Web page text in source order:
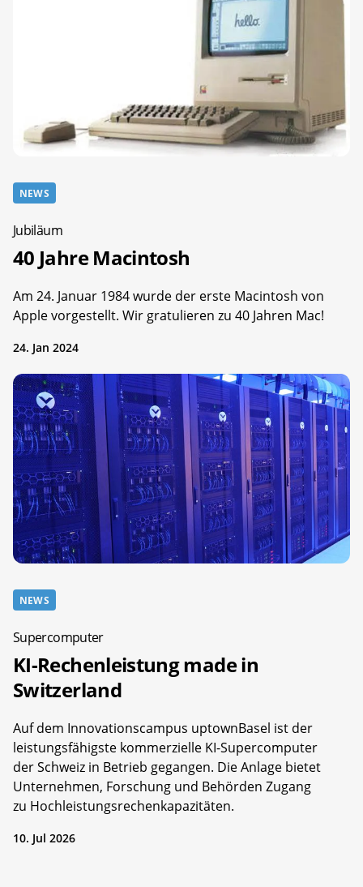
NEWS
Jubiläum
40 Jahre Macintosh
Am 24. Januar 1984 wurde der erste Macintosh von
Apple vorgestellt. Wir gratulieren zu 40 Jahren Mac!
24. Jan 2024
NEWS
Supercomputer
KI-Rechenleistung made in
Switzerland
Auf dem Innovationscampus uptownBasel ist der
leistungsfähigste kommerzielle KI-Supercomputer
der Schweiz in Betrieb gegangen. Die Anlage bietet
Unternehmen, Forschung und Behörden Zugang
zu Hochleistungsrechenkapazitäten.
10. Jul 2026